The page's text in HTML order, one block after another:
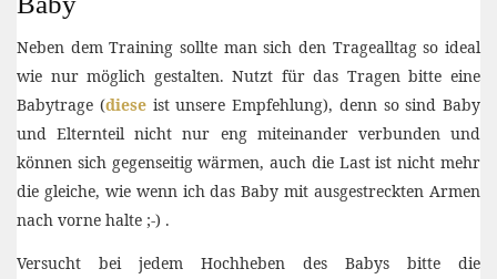
Neben dem Training sollte man sich den Tragealltag so ideal
wie nur möglich gestalten. Nutzt für das Tragen bitte eine
Babytrage (dieseist unsere Empfehlung), denn so sind Baby
und Elternteil nicht nur eng miteinander verbunden und
können sich gegenseitig wärmen, auch die Last ist nicht mehr
die gleiche, wie wenn ich das Baby mit ausgestreckten Armen
nach vorne halte ;-) .
Versucht bei jedem Hochheben des Babys bitte die